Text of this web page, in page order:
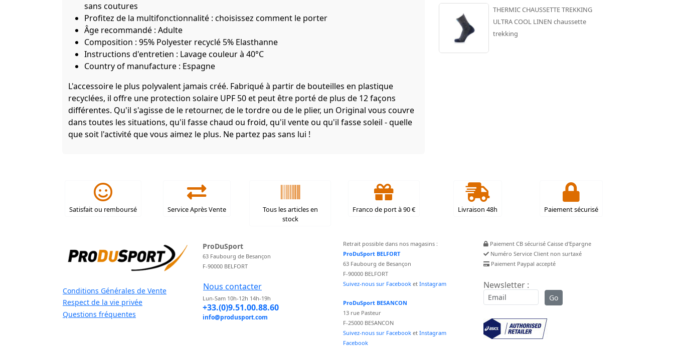
sans coutures
Profitez de la multifonctionnalité : choisissez comment le porter
Âge recommandé : Adulte
Composition : 95% Polyester recyclé 5% Elasthanne
Instructions d'entretien : Lavage couleur à 40°C
Country of manufacture : Espagne
L'accessoire le plus polyvalent jamais créé. Fabriqué à partir de bouteilles en plastique
recyclées, il offre une protection solaire UPF 50 et peut être porté de plus de 12 façons
différentes. Qu'il s'agisse de le retourner, de le tordre ou de le plier, un Original vous couvre
dans toutes les situations, qu'il fasse chaud ou froid, qu'il vente ou qu'il fasse soleil - quelle
que soit l'activité que vous aimez le plus. Ne partez pas sans lui !
THERMIC CHAUSSETTE TREKKING
ULTRA COOL LINEN chaussette
trekking
Satisfait ou remboursé Service Après Vente
Tous les articles en
stock
Franco de port à 90 € Livraison 48h Paiement sécurisé
Conditions Générales de Vente
Respect de la vie privée
Questions fréquentes
ProDuSport
63 Faubourg de Besançon
F-90000 BELFORT
Nous contacter
Lun-Sam 10h-12h 14h-19h
+33.(0)9.51.00.88.60
info@produsport.com
Retrait possible dans nos magasins :
ProDuSport BELFORT
63 Faubourg de Besançon
F-90000 BELFORT
Suivez-nous sur Facebook et Instagram
ProDuSport BESANCON
13 rue Pasteur
F-25000 BESANCON
Suivez-nous sur Facebook et Instagram
Facebook
Paiement CB sécurisé Caisse d'Epargne
Numéro Service Client non surtaxé
Paiement Paypal accepté
Newsletter :